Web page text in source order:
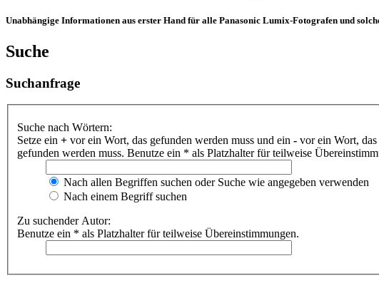
Unabhängige Informationen aus erster Hand für alle Panasonic Lumix-Fotografen und
Suche
Suchanfrage
Suche nach Wörtern:
Setze ein + vor ein Wort, das gefunden werden muss und ein - vor ein Wort,
gefunden werden muss. Benutze ein * als Platzhalter für teilweise
Nach allen Begriffen suchen oder Suche wie angegeben verwenden
Nach einem Begriff suchen
Zu suchender Autor:
Benutze ein * als Platzhalter für teilweise Übereinstimmungen.